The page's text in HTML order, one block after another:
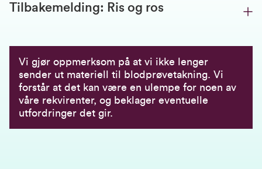
Tilbakemelding: Ris og ros
Vi gjør oppmerksom på at vi ikke lenger
sender ut materiell til blodprøvetakning. Vi
forstår at det kan være en ulempe for noen av
våre rekvirenter, og beklager eventuelle
utfordringer det gir.